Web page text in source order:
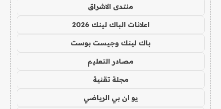
منتدى الاشراق
اعلانات الباك لينك 2026
باك لينك وجيست بوست
مصادر التعليم
مجلة تقنية
يو ان بي الرياضي